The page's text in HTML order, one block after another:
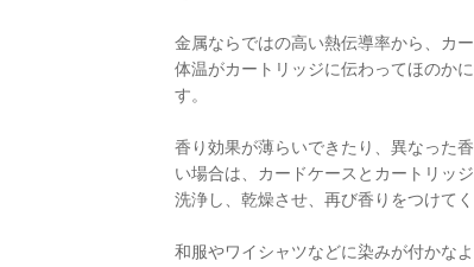
金属ならではの高い熱伝導率から、カ
体温がカートリッジに伝わってほのか
す。
香り効果が薄らいできたり、異なった
い場合は、カードケースとカートリッ
洗浄し、乾燥させ、再び香りをつけてく
和服やワイシャツなどに染みが付かなよ